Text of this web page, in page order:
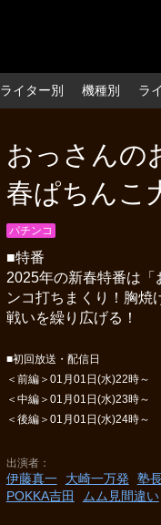
ライター別 機種別 ラ
おっさんの
春ぱちんこ
パチンコ
■特番
2025年の新春特番は
ンコ打ちまくり！胸焼
戦いを繰り広げる！
■初回放送・配信日
＜前編＞01月01日(水)22時～
＜中編＞01月01日(水)23時～
＜後編＞01月01日(水)24時～
出演者
伊藤真一 大崎一万発 塾
POKKA吉田
ムム見間違い